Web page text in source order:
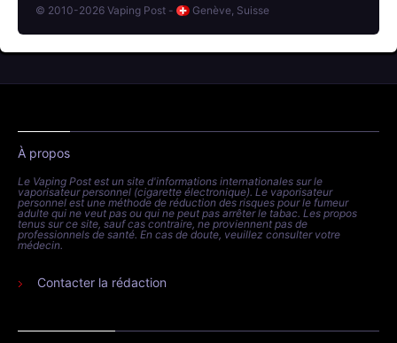
© 2010-2026 Vaping Post - Genève, Suisse
À propos
Le Vaping Post est un site d'informations internationales sur le
vaporisateur personnel (cigarette électronique). Le vaporisateur
personnel est une méthode de réduction des risques pour le fumeur
adulte qui ne veut pas ou qui ne peut pas arrêter le tabac. Les propos
tenus sur ce site, sauf cas contraire, ne proviennent pas de
professionnels de santé. En cas de doute, veuillez consulter votre
médecin.
Contacter la rédaction